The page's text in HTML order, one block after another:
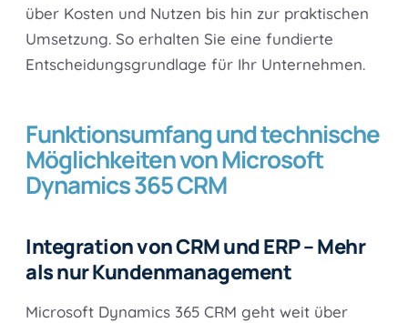
über Kosten und Nutzen bis hin zur praktischen
Umsetzung. So erhalten Sie eine fundierte
Entscheidungsgrundlage für Ihr Unternehmen.
Funktionsumfang und technische
Möglichkeiten von Microsoft
Dynamics 365 CRM
Integration von CRM und ERP – Mehr
als nur Kundenmanagement
Microsoft Dynamics 365 CRM geht weit über